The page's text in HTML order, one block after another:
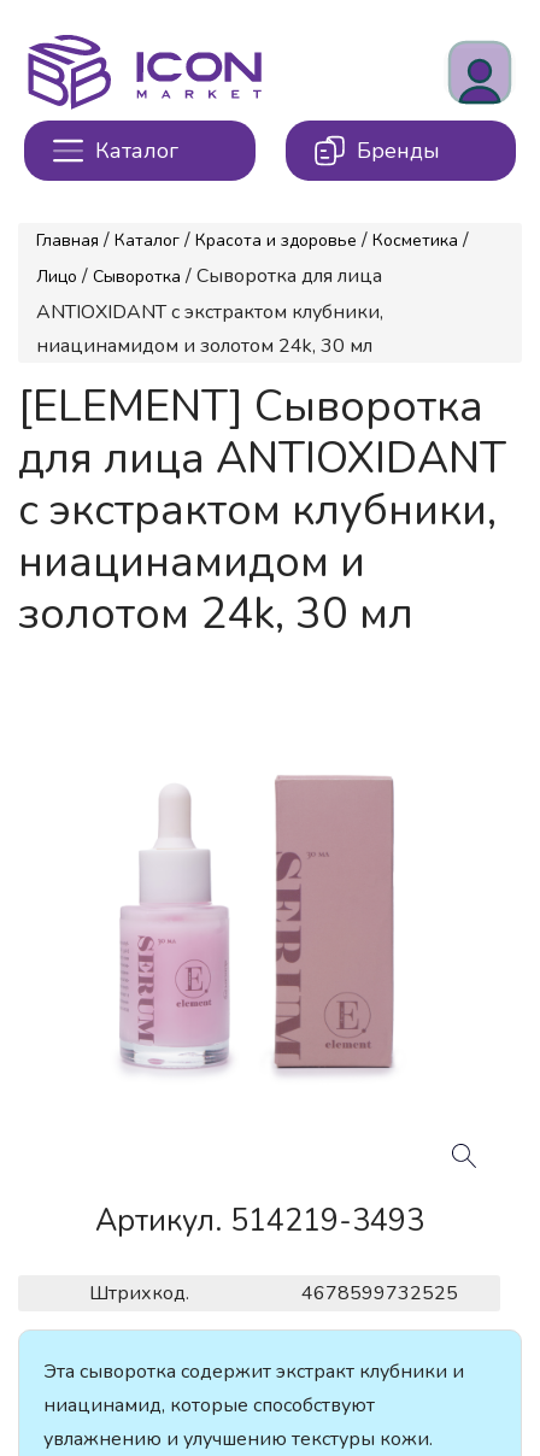
Каталог Бренды
Главная / Каталог / Красота и здоровье / Косметика /
Лицо / Сыворотка / Сыворотка для лица
ANTIOXIDANT с экстрактом клубники,
ниацинамидом и золотом 24k, 30 мл
[ELEMENT] Сыворотка
для лица ANTIOXIDANT
с экстрактом клубники,
ниацинамидом и
золотом 24k, 30 мл
Артикул. 514219-3493
Штрихкод. 4678599732525
Эта сыворотка содержит экстракт клубники и
ниацинамид, которые способствуют
увлажнению и улучшению текстуры кожи.